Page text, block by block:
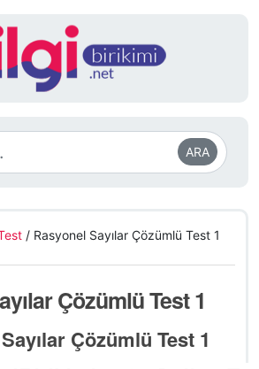
ARA
/ Rasyonel Sayılar Çözümlü Test 1
Çözümlü Test 1
Çözümlü Test 1